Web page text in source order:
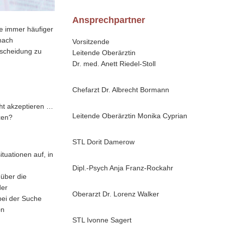
immer häufiger
zu
akzeptieren …
auf, in
die
der Suche
Ansprechpartner
Vorsitzende
Leitende Oberärztin
Dr. med. Anett Riedel-Stoll
Chefarzt Dr. Albrecht Bormann
Leitende Oberärztin Monika Cyprian
STL Dorit Damerow
Dipl.-Psych Anja Franz-Rockahr
Oberarzt Dr. Lorenz Walker
STL Ivonne Sagert